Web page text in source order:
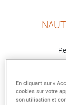
En cliquant sur «
cookies sur votre
son utilisation et